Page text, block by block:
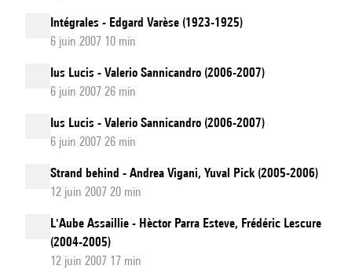
Intégrales - Edgard Varèse (1923-1925)
6 juin 2007 10 min
Ius Lucis - Valerio Sannicandro (2006-2007)
6 juin 2007 26 min
Ius Lucis - Valerio Sannicandro (2006-2007)
6 juin 2007 26 min
Strand behind - Andrea Vigani, Yuval Pick (2005-2006)
12 juin 2007 20 min
L'Aube Assaillie - Hèctor Parra Esteve, Frédéric Lescure
(2004-2005)
12 juin 2007 17 min